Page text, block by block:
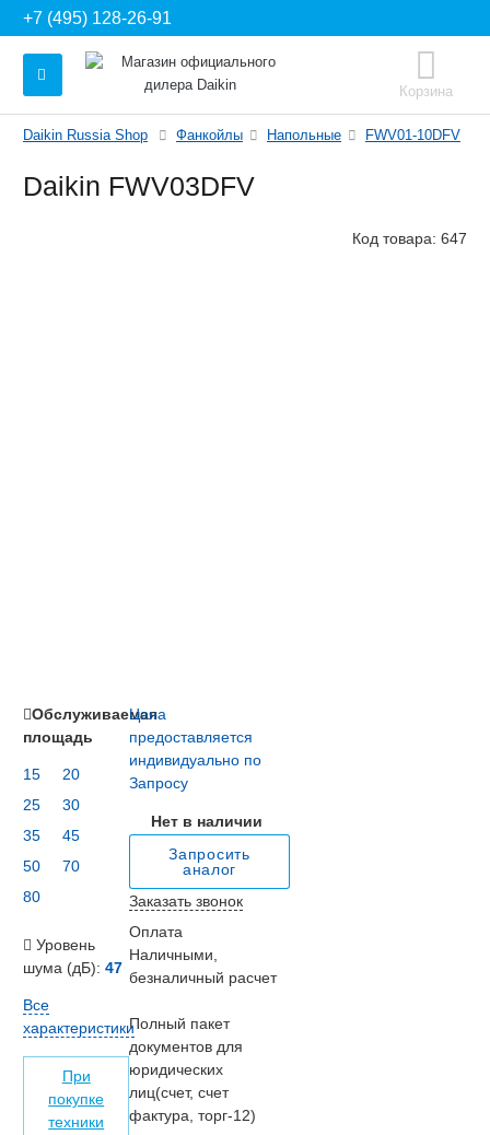
+7 (495) 128-26-91
Корзина
Daikin Russia Shop Фанкойлы Напольные FWV01-10DFV
Daikin FWV03DFV
Код товара: 647
Цена
предоставляется
индивидуально по
Запросу
Нет в наличии
Запросить
аналог
Заказать звонок
Оплата
Наличными,
безналичный расчет
Полный пакет
документов для
юридических
лиц(счет, счет
фактура, торг-12)
Обслуживаемая
площадь
15
20
25
30
35
45
50
70
80
Уровень
шума (дБ): 47
Все
характеристики
При
покупке
техники